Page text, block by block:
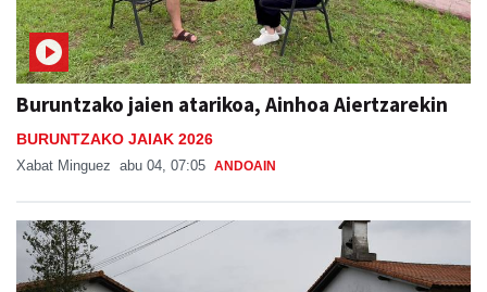
Buruntzako jaien atarikoa, Ainhoa Aiertzarekin
BURUNTZAKO JAIAK 2026
Xabat Minguez abu 04, 07:05 ANDOAIN